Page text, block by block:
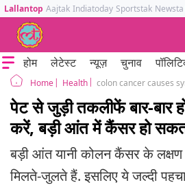
Lallantop Aajtak Indiatoday Sportstak
होम लेटेस्ट न्यूज़ चुनाव
Home Health
पेट से जुड़ी तकलीफें बार-बार
करें, बड़ी आंत में कैंसर हो
बड़ी आंत यानी कोलन कैंसर के
मिलते-जुलते हैं. इसलिए ये जल्दी